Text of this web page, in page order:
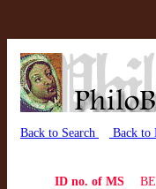
Back to Search Back to
ID no. of MS